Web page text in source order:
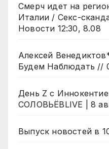
Смерч идет на
Италии / Секс-
Новости 12:30, 8.08
Алексей
Будем Наблюдать //
День Z с
СОЛОВЬЁВLIVE | 8
Выпуск новостей в